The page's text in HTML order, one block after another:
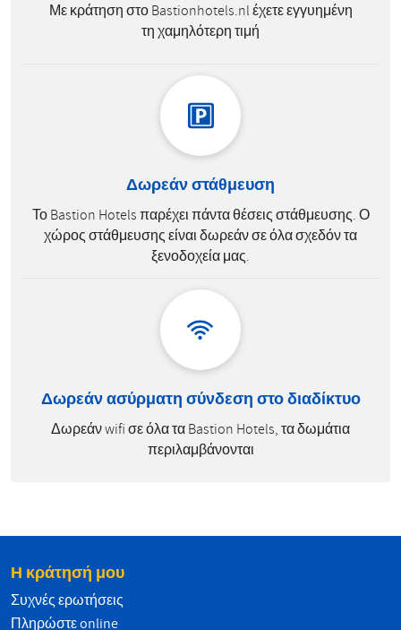
Με κράτηση στο Bastionhotels.nl έχετε εγγυημένη
τη χαμηλότερη τιμή
Δωρεάν στάθμευση
Το Bastion Hotels παρέχει πάντα θέσεις στάθμευσης. Ο
χώρος στάθμευσης είναι δωρεάν σε όλα σχεδόν τα
ξενοδοχεία μας.
Δωρεάν ασύρματη σύνδεση στο διαδίκτυο
Δωρεάν wifi σε όλα τα Bastion Hotels, τα δωμάτια
περιλαμβάνονται
Η κράτησή μου
Συχνές ερωτήσεις
Πληρώστε online